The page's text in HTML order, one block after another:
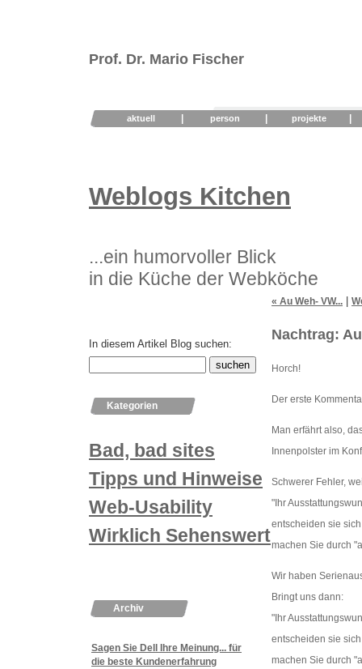
Prof. Dr. Mario Fischer
aktuell person projekte
Weblogs Kitchen
...ein humorvoller Blick
in die Küche der Webköche
« Au Weh- VW...
Nachtrag:
Horch!
Der erste
Man erfährt also,
Innenpolster im
Schwerer Fehler,
"Ihr
entscheiden sie
machen Sie durch
Wir haben
Bringt uns dann:
"Ihr
entscheiden sie
machen Sie durch
In diesem Artikel Blog suchen:
Kategorien
Bad, bad sites
Tipps und Hinweise
Web-Usability
Wirklich Sehenswertes
Archiv
Sagen Sie Dell Ihre Meinung... für
die beste Kundenerfahrung